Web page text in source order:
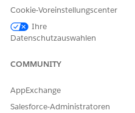
KONNTEN SIE IHR
Geben Sie uns Feedback,
Cookie-Voreinstellungscenter
Ihre
Datenschutzauswahlen
COMMUNITY
AppExchange
Salesforce-Administratoren